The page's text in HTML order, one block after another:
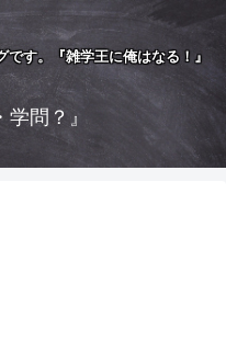
す。『雑学王に俺はなる！』
問？』